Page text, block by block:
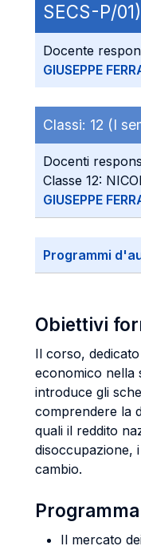
SECS-P/01)
Docente
GIUSEPPE
Classi: 12 (I
Docenti
Classe 12:
GIUSEPPE
Programmi
Obiettivi
Il corso,
economico nella
introduce gli
comprendere la
quali il reddito
disoccupazione,
cambio.
Il mercato